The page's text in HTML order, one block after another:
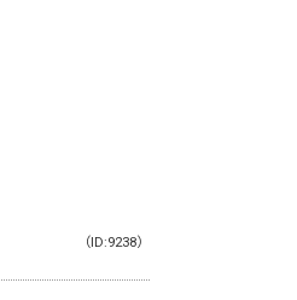
（ID:9238）